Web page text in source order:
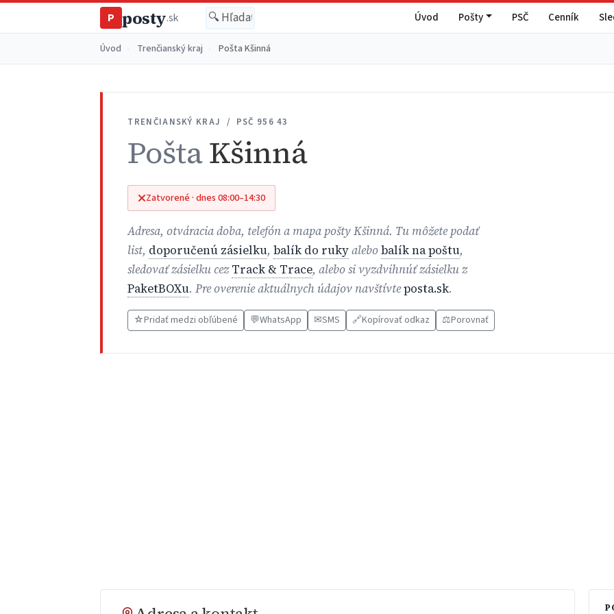
P posty.sk Úvod Pošty PSČ Cenník
Úvod Trenčianský kraj Pošta Kšinná
TRENČIANSKÝ KRAJ / PSČ 956 43
PoštaKšinná
Zatvorené · dnes 08:00–14:30
Adresa, otváracia doba, telefón a mapa pošty Kšinná. Tu môžete podať
list, doporučenú zásielku,balík do rukyalebobalík na poštu,
sledovať zásielku cezTrack & Trace, alebo si vyzdvihnúť zásielku z
PaketBOXu. Pre overenie aktuálnych údajov navštívteposta.sk.
☆Pridať medzi obľúbené 💬WhatsApp ✉SMS 🔗Kopírovať odkaz ⚖️Porovnať